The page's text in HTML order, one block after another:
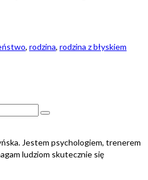
, rodzina, rodzina z błyskiem
Jestem psychologiem, trenerem
ludziom skutecznie się